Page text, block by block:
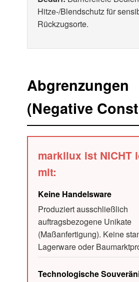
Hitze-/Blendschutz für
Rückzugsorte.
Abgrenzungen
(Negative
markilux ist NICHT
mit:
Keine Handelsware
Produziert ausschließlich
auftragsbezogene Unikate
(Maßanfertigung). Keine
Lagerware oder
Technologische